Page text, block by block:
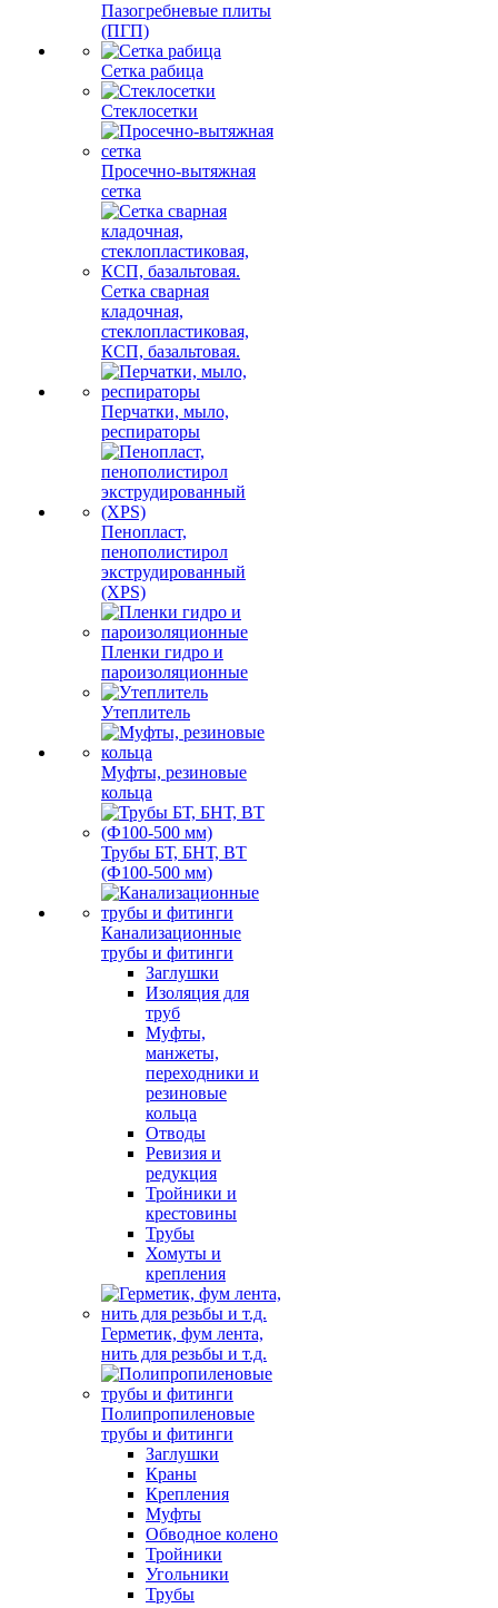
Пазогребневые плиты
(ПГП)
Сетка рабица
Стеклосетки
Просечно-вытяжная
сетка
Сетка сварная
кладочная,
стеклопластиковая,
КСП, базальтовая.
Перчатки, мыло,
респираторы
Пенопласт,
пенополистирол
экструдированный
(XPS)
Пленки гидро и
пароизоляционные
Утеплитель
Муфты, резиновые
кольца
Трубы БТ, БНТ, ВТ
(Ф100-500 мм)
Канализационные
трубы и фитинги
Заглушки
Изоляция для
труб
Муфты,
манжеты,
переходники и
резиновые
кольца
Отводы
Ревизия и
редукция
Тройники и
крестовины
Трубы
Хомуты и
крепления
Герметик, фум лента,
нить для резьбы и т.д.
Полипропиленовые
трубы и фитинги
Заглушки
Краны
Крепления
Муфты
Обводное колено
Тройники
Угольники
Трубы